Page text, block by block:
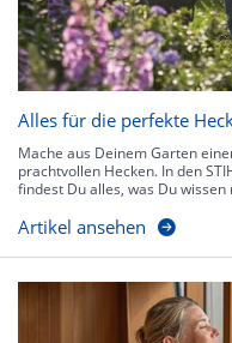
Alles für die perfekte
Mache aus Deinem Garten
prachtvollen Hecken. In den
findest Du alles, was Du wissen
Artikel ansehen